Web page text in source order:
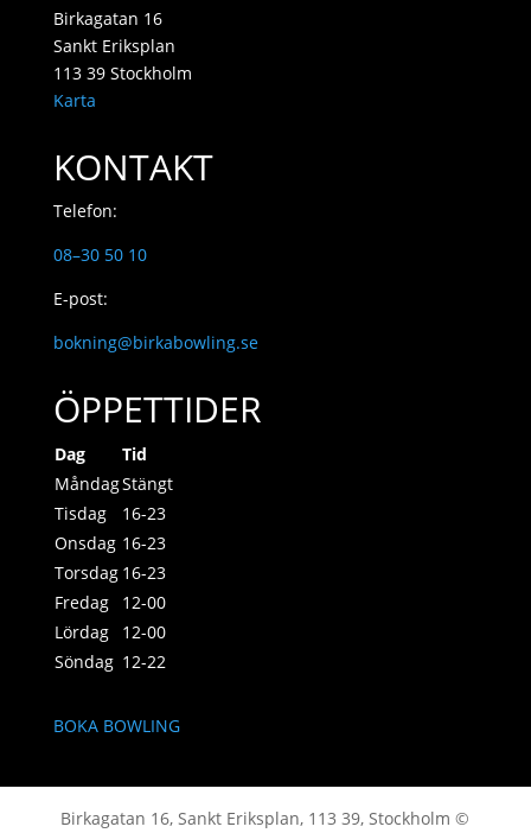
Birkagatan 16
Sankt Eriksplan
113 39 Stockholm
Karta
KONTAKT
Telefon:
08–30 50 10
E-post:
bokning@birkabowling.se
ÖPPETTIDER
Dag
Tid
MåndagStängt
Tisdag
16-23
Onsdag 16-23
Torsdag 16-23
Fredag
12-00
Lördag
12-00
Söndag 12-22
BOKA BOWLING
Birkagatan 16, Sankt Eriksplan, 113 39, Stockholm ©